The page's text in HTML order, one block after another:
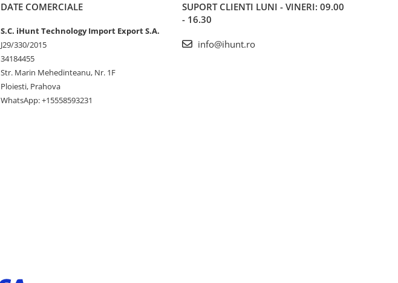
DATE COMERCIALE
S.C. iHunt Technology Import Export S.A.
J29/330/2015
34184455
Str. Marin Mehedinteanu, Nr. 1F
Ploiesti, Prahova
WhatsApp: +15558593231
SUPORT CLIENTI LUNI - VINERI: 09.00
- 16.30
info@ihunt.ro